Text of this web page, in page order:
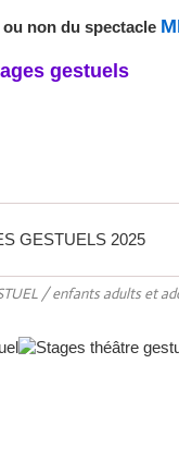
non du spectacle
gestuels
GESTUELS 2025
/ enfants adults et